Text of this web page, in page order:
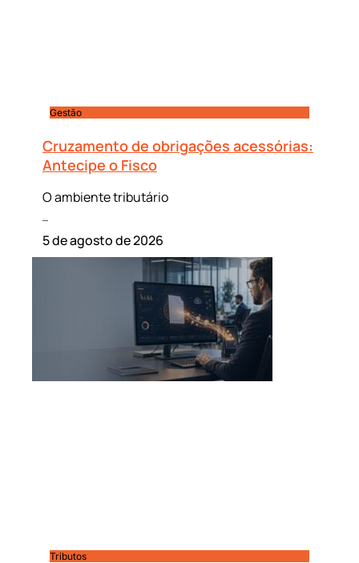
Gestão
Cruzamento de obrigações acessórias:
Antecipe o Fisco
O ambiente tributário
5 de agosto de 2026
Tributos